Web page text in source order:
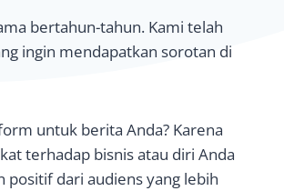
bertahun-tahun. Kami telah
ingin mendapatkan sorotan di
untuk berita Anda? Karena
terhadap bisnis atau diri Anda
positif dari audiens yang lebih